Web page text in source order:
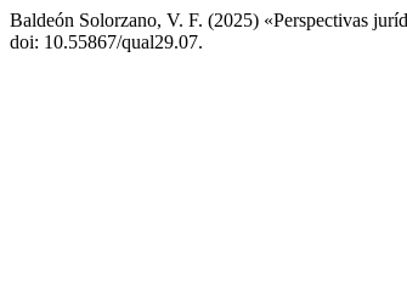
Baldeón Solorzano, V. F. (2025) «Perspectivas
doi: 10.55867/qual29.07.